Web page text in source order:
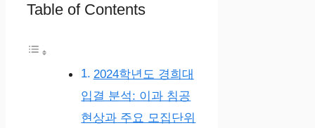
Table of Contents
2024학년도 경희대
입결 분석: 이과 침공
현상과 주요 모집단위